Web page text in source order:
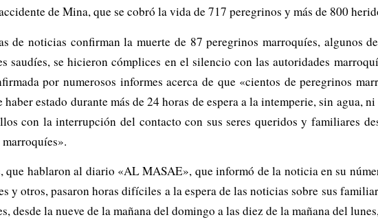
de Mina, que se cobró la vida de 717 peregrinos y más de 800
de noticias confirman la muerte de 87 peregrinos marroquíes, algunos
saudíes, se hicieron cómplices en el silencio con las autoridades
por numerosos informes acerca de que «cientos de peregrinos
estado durante más de 24 horas de espera a la intemperie, sin agua,
con la interrupción del contacto con sus seres queridos y familiares
hablaron al diario «AL MASAE», que informó de la noticia en su
y otros, pasaron horas difíciles a la espera de las noticias sobre sus
desde la nueve de la mañana del domingo a las diez de la mañana del